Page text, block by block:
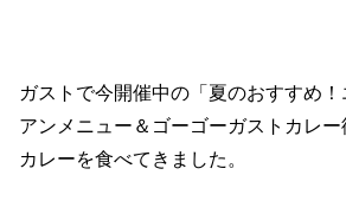
ガストで今開催中の「夏のおすすめ
アンメニュー＆ゴーゴーガストカレ
カレーを食べてきました。